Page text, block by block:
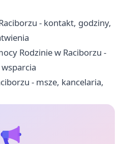
- kontakt, godziny,
Rodzinie w Raciborzu -
- msze, kancelaria,